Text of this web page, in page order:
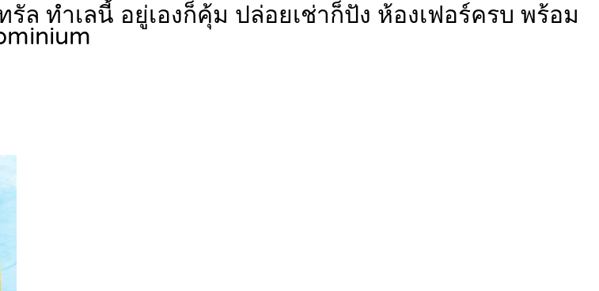
ทำเลนี้ อยู่เองก็คุ้ม ปล่อยเช่าก็ปัง ห้องเฟอร์ครบ พร้อม